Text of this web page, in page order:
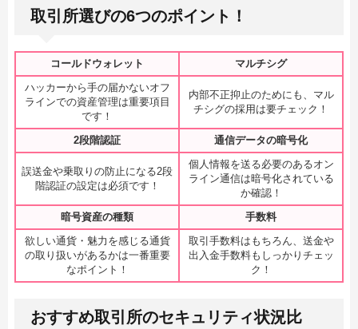
取引所選びの6つのポイント！
コールドウォレット
マルチシグ
ハッカーから手の届かないオフ
ラインでの資産管理は重要項目
です！
内部不正抑止のためにも、マル
チシグの採用は要チェック！
2段階認証 通信データの暗号化
誤送金や乗取りの防止になる2段
階認証の設定は必須です！
個人情報を送る必要のあるオン
ライン通信は暗号化されている
か確認！
暗号資産の種類
手数料
欲しい通貨・魅力を感じる通貨
の取り扱いがあるかは一番重要
なポイント！
取引手数料はもちろん、送金や
出入金手数料もしっかりチェッ
ク！
おすすめ取引所のセキュリティ状況比